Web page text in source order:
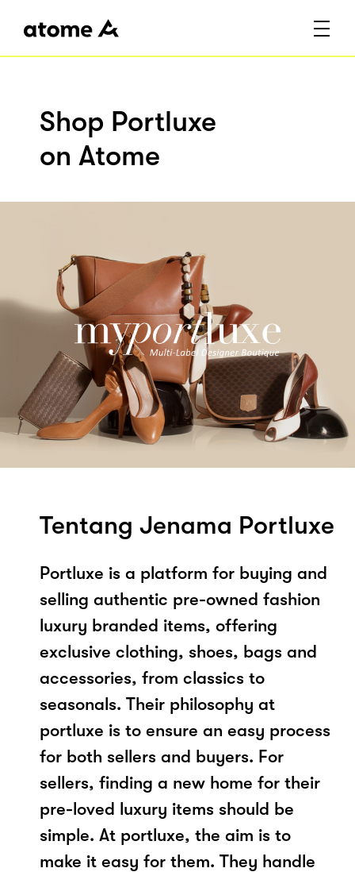
Shop Portluxe
on Atome
Tentang Jenama Portluxe
Portluxe is a platform for buying and
selling authentic pre-owned fashion
luxury branded items, offering
exclusive clothing, shoes, bags and
accessories, from classics to
seasonals. Their philosophy at
portluxe is to ensure an easy process
for both sellers and buyers. For
sellers, finding a new home for their
pre-loved luxury items should be
simple. At portluxe, the aim is to
make it easy for them. They handle